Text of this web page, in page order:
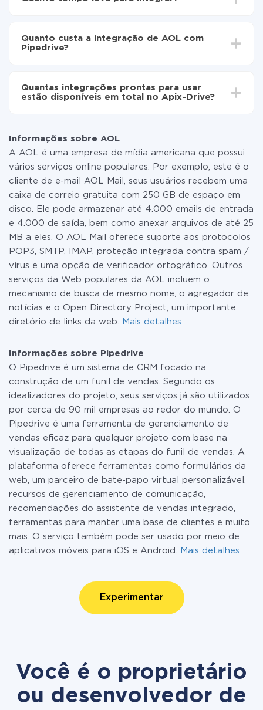
Pipedrive
automaticamente de AOL para Pipedrive
30 minutos. Em média, a configuração leva de 10 a 15
minutos.
Quanto custa a integração de AOL com
Pipedrive?
as tarifas. Você paga apenas pela quantidade de
dados que é realmente transferida de um de seus
ou mudar para um de pago, se necessário. Mais
detalhes sobre tarifas
Quantas integrações prontas para usar
estão disponíveis em total no Apix-Drive?
Informações sobre AOL
A AOL é uma empresa de mídia americana que possui
vários serviços online populares. Por exemplo, este é o
cliente de e-mail AOL Mail, seus usuários recebem uma
caixa de correio gratuita com 250 GB de espaço em
disco. Ele pode armazenar até 4.000 emails de entrada
e 4.000 de saída, bem como anexar arquivos de até 25
MB a eles. O AOL Mail oferece suporte aos protocolos
POP3, SMTP, IMAP, proteção integrada contra spam /
vírus e uma opção de verificador ortográfico. Outros
serviços da Web populares da AOL incluem o
mecanismo de busca de mesmo nome, o agregador de
notícias e o Open Directory Project, um importante
diretório de links da web.
Mais detalhes
Informações sobre Pipedrive
O Pipedrive é um sistema de CRM focado na
construção de um funil de vendas. Segundo os
idealizadores do projeto, seus serviços já são utilizados
por cerca de 90 mil empresas ao redor do mundo. O
Pipedrive é uma ferramenta de gerenciamento de
vendas eficaz para qualquer projeto com base na
visualização de todas as etapas do funil de vendas. A
plataforma oferece ferramentas como formulários da
web, um parceiro de bate-papo virtual personalizável,
recursos de gerenciamento de comunicação,
recomendações do assistente de vendas integrado,
ferramentas para manter uma base de clientes e muito
mais. O serviço também pode ser usado por meio de
aplicativos móveis para iOS e Android.
Mais detalhes
Experimentar
Você é o proprietário
ou desenvolvedor de